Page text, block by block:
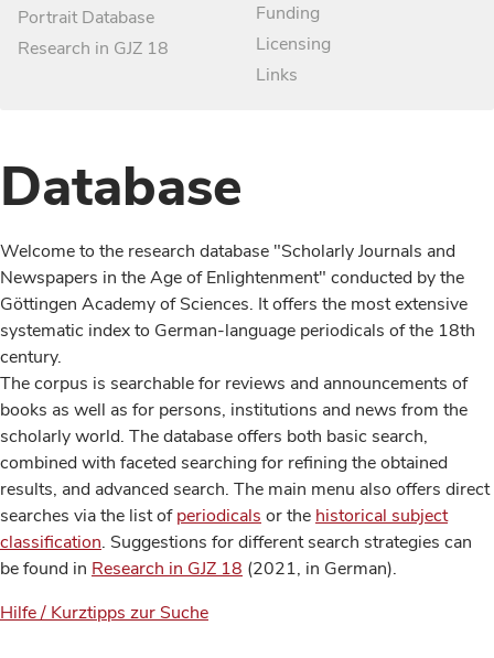
Portrait Database
Research in GJZ 18
Funding
Licensing
Links
Database
Welcome to the research database "Scholarly Journals and
Newspapers in the Age of Enlightenment" conducted by the
Göttingen Academy of Sciences. It offers the most extensive
systematic index to German-language periodicals of the 18th
century.
The corpus is searchable for reviews and announcements of
books as well as for persons, institutions and news from the
scholarly world. The database offers both basic search,
combined with faceted searching for refining the obtained
results, and advanced search. The main menu also offers direct
searches via the list ofperiodicals or the historical subject
classification. Suggestions for different search strategies can
be found in Research in GJZ 18 (2021, in German).
Hilfe / Kurztipps zur Suche